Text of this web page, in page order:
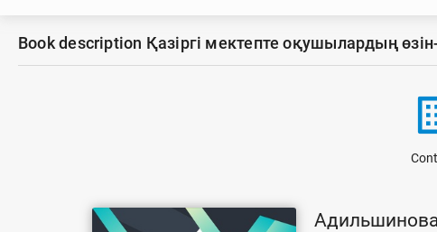
Book description Қазіргі мектепте оқушылардың